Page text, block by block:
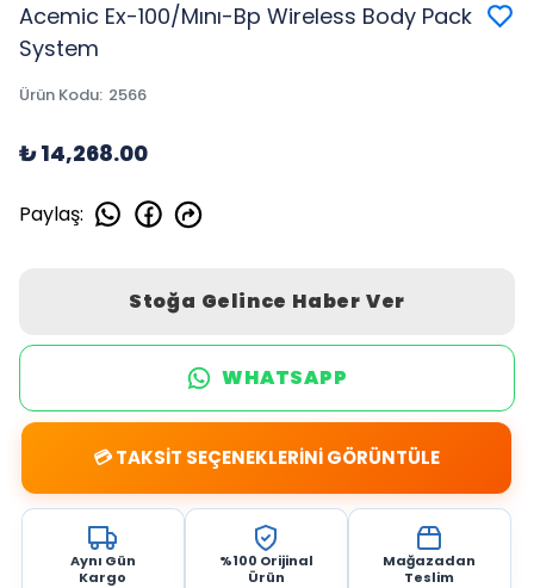
Acemic Ex-100/Mını-Bp Wireless Body Pack
System
Ürün Kodu: 2566
₺ 14,268.00
Paylaş:
Stoğa Gelince Haber Ver
WHATSAPP
💳 TAKSİT SEÇENEKLERİNİ GÖRÜNTÜLE
Aynı Gün
Kargo
%100 Orijinal
Ürün
Mağazadan
Teslim